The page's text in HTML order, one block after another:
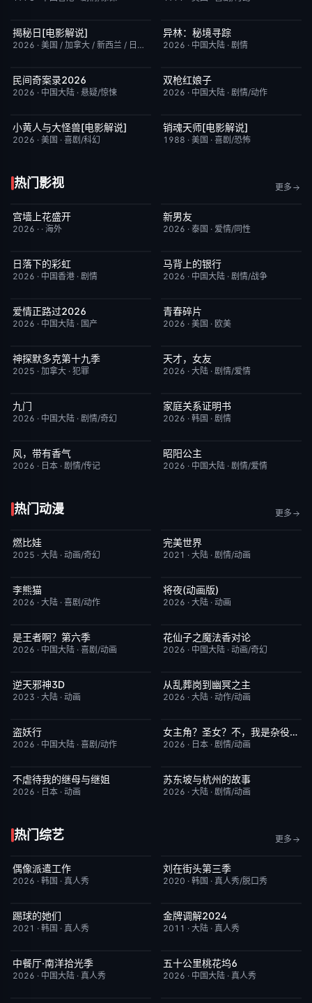
已完结
揭秘日[电影解说]
2026 · 美国 / 加拿大 / 新西兰 / 日本 剧情/科幻
今日更新
异林：秘境寻踪
2026 · 中国大陆 · 剧情
更新至下集
民间奇案录2026
2026 · 中国大陆 · 悬疑/惊悚
今日更新
双枪红娘子
2026 · 中国大陆 · 剧情/动作
已完结
小黄人与大怪兽[电影解说]
2026 · 美国 · 喜剧/科幻
已完结
销魂天师[电影解说]
1988 · 美国 · 喜剧/恐怖
热门影视 更多
更新至第4集
宫墙上花盛开
2026 · · 海外
更新至第01集
新男友
2026 · 泰国 · 爱情/同性
更新至第6集
日落下的彩虹
2026 · 中国香港 · 剧情
更新至第04集
马背上的银行
2026 · 中国大陆 · 剧情/战争
完结
爱情正路过2026
2026 · 中国大陆 · 国产
更新至第02集
青春碎片
2026 · 美国 · 欧美
更新至第07集
神探默多克第十九季
2025 · 加拿大 · 犯罪
更新至第14集
天才，女友
2026 · 大陆 · 剧情/爱情
更新至第16集
九门
2026 · 中国大陆 · 剧情/奇幻
更新至第23集
家庭关系证明书
2026 · 韩国 · 剧情
更新至第94集
风，带有香气
2026 · 日本 · 剧情/传记
更新至第18集
昭阳公主
2026 · 中国大陆 · 剧情/爱情
热门动漫 更多
HD国语
燃比娃
2025 · 大陆 · 动画/奇幻
更新至第281集
完美世界
2021 · 大陆 · 剧情/动画
更新至第4集
李熊猫
2026 · 大陆 · 喜剧/动作
更新至第17集
将夜(动画版)
2026 · 大陆 · 动画
更新至第4集
是王者啊？第六季
2026 · 中国大陆 · 喜剧/动画
更新至第20集
花仙子之魔法香对论
2026 · 中国大陆 · 动画/奇幻
更新至第49集
逆天邪神3D
2023 · 大陆 · 动画
更新至第12集
从乱葬岗到幽冥之主
2026 · 大陆 · 动作/动画
更新至第51集
盗妖行
2026 · 中国大陆 · 喜剧/动作
更新至第7集 10.0女主角？圣女？不，我是杂役女仆（自豪）
2026 · 日本 · 剧情/动画
更新至第05集
不虐待我的继母与继姐
2026 · 日本 · 动画
更新至第16集
苏东坡与杭州的故事
2026 · 大陆 · 剧情/动画
热门综艺 更多
已完结
偶像派遣工作
2026 · 韩国 · 真人秀
昨日更新
刘在街头第三季
2020 · 韩国 · 真人秀/脱口秀
今日更新
踢球的她们
2021 · 韩国 · 真人秀
昨日更新
金牌调解2024
2011 · 大陆 · 真人秀
今日更新
中餐厅·南洋拾光季
2026 · 中国大陆 · 真人秀
今日更新
五十公里桃花坞6
2026 · 中国大陆 · 真人秀